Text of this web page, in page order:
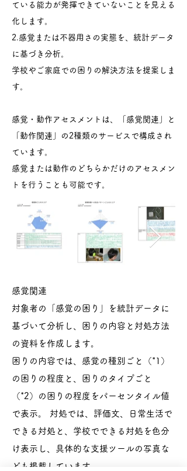
ている能力が発揮できていないことを見える
化します。
2.感覚または不器用さの実態を、統計データ
に基づき分析。
学校やご家庭での困りの解決方法を提案しま
す。
感覚・動作アセスメントは、「感覚関連」と
「動作関連」の2種類のサービスで構成され
ています。
感覚または動作のどちらかだけのアセスメン
トを行うことも可能です。
感覚関連
対象者の「感覚の困り」を統計データに
基づいて分析し、困りの内容と対処方法
の資料を作成します。
困りの内容では、感覚の種別ごと（*1）
の困りの程度と、困りのタイプごと
（*2）の困りの程度をパーセンタイル値
で表示。 対処では、評価文、日常生活で
できる対処と、学校でできる対処を色分
け表示し、具体的な支援ツールの写真な
ども掲載しています。